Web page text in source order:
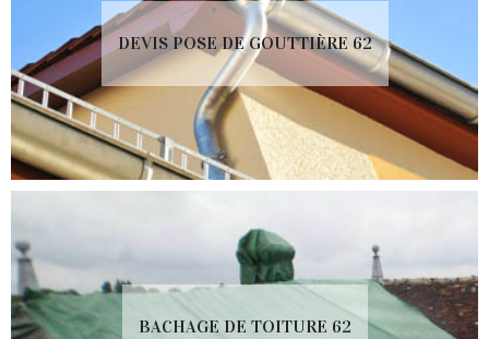
DEVIS POSE DE GOUTTIÈRE 62
BACHAGE DE TOITURE 62